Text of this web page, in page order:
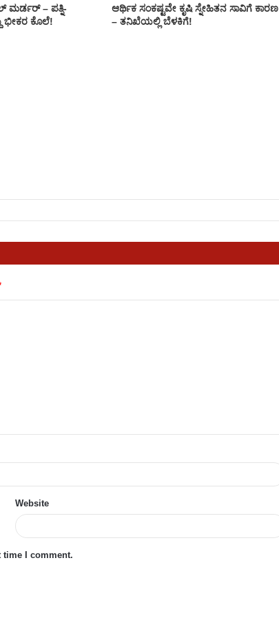
– ಪತ್ನಿ-
ಭೀಕರ ಕೊಲೆ!
ಆರ್ಥಿಕ ಸಂಕಷ್ಟವೇ ಕೃಷಿ ಸ್ನೇಹಿತನ ಸಾವಿಗೆ ಕಾರಣ
– ತನಿಖೆಯಲ್ಲಿ ಬೆಳಕಿಗೆ!
Website
time I comment.